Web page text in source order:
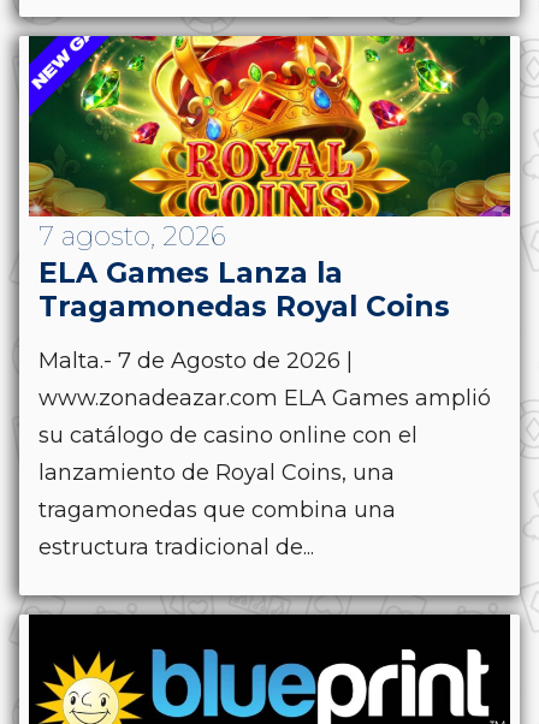
7 agosto, 2026
ELA Games Lanza la
Tragamonedas Royal Coins
Malta.- 7 de Agosto de 2026 |
www.zonadeazar.com ELA Games amplió
su catálogo de casino online con el
lanzamiento de Royal Coins, una
tragamonedas que combina una
estructura tradicional de...